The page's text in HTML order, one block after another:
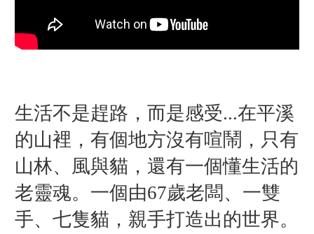
生活不是趕路，而是感受...在平溪
的山裡，有個地方沒有喧鬧，只有
山林、風與貓，還有一個懂生活的
老靈魂。一個由67歲老闆、一雙
手、七隻貓，親手打造出的世界。